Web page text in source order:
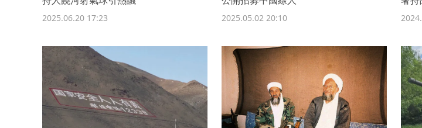
2025.06.20 17:23 2025.05.02 20:10